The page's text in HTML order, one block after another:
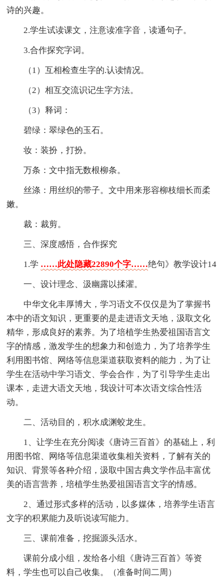
诗的兴趣。
2.学生试读课文，注意读准字音，读通句子。
3.合作探究字词。
（1）互相检查生字的.认读情况。
（2）相互交流识记生字方法。
（3）释词：
碧绿：翠绿色的玉石。
妆：装扮，打扮。
万条：文中指无数根柳条。
丝涤：用丝织的带子。文中用来形容柳枝细长而柔
嫩。
裁：裁剪。
三、深度感悟，合作探究
1.学 ……此处隐藏22890个字……绝句》教学设计14
一、设计理念、汲幽露以揉濯。
中华文化丰厚博大，学习语文不仅仅是为了掌握书
本中的语文知识，更重要的是走进语文天地，汲取文化
精华，形成良好的素养。为了培植学生热爱祖国语言文
字的情感，激发学生的想象力和创造力，为了培养学生
利用图书馆、网络等信息渠道获取资料的能力，为了让
学生在活动中学习语文、学会合作，为了引导学生走出
课本，走进大语文天地，我设计可本次语文综合性活
动。
二、活动目的，积水成渊蛟龙生。
1、让学生在充分阅读《唐诗三百首》的基础上，利
用图书馆、网络等信息渠道收集相关资料，了解有关的
知识、背景等各种介绍，汲取中国古典文学作品丰富优
美的语言营养，培植学生热爱祖国语言文字的情感。
2、通过形式多样的活动，以多媒体，培养学生语言
文字的积累能力及听说读写能力。
三、课前准备，挖掘源头活水。
课前分成小组，发给各小组《唐诗三百首》等资
料，学生也可以自己收集。（准备时间二周）